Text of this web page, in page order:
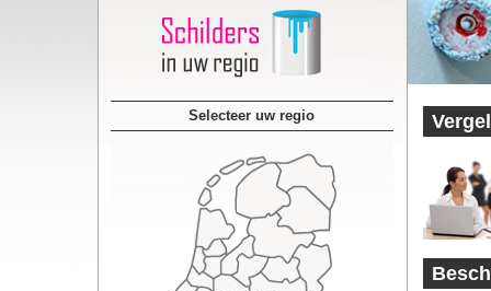
Selecteer uw regio